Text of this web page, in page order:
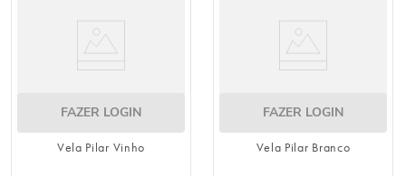
FAZER LOGIN
Vela Pilar Vinho
FAZER LOGIN
Vela Pilar Branco